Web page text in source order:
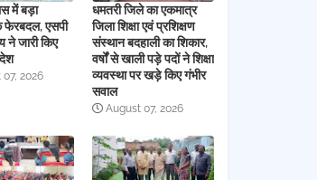
में बड़ा
फेरबदल, एसपी
ने जारी किए
2026
धमतरी जिले का एकमात्र
जिला शिक्षा एवं प्रशिक्षण
संस्थान बदहाली का शिकार,
वर्षों से खाली पड़े पदों ने शिक्षा
व्यवस्था पर खड़े किए गंभीर
सवाल
August 07, 2026